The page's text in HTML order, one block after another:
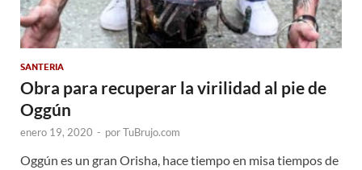
SANTERIA
Obra para recuperar la virilidad al pie de
Oggún
enero 19, 2020 - porTuBrujo.com
Oggún es un gran Orisha, hace tiempo en misa tiempos de